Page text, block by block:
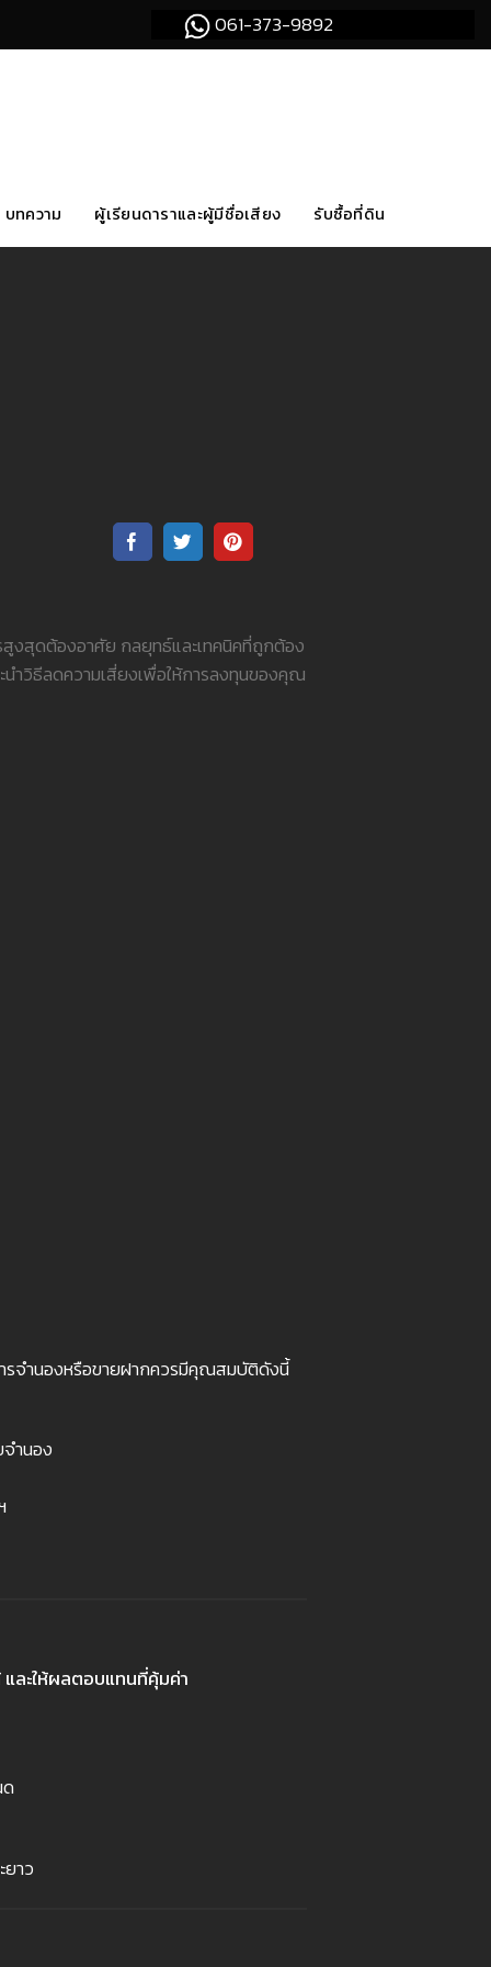
061-373-9892
บทความ ผู้เรียนดาราและผู้มีชื่อเสียง รับซื้อที่ดิน
สูงสุดต้องอาศัย กลยุทธ์และเทคนิคที่ถูกต้อง
ำวิธีลดความเสี่ยงเพื่อให้การลงทุนของคุณ
รจำนองหรือขายฝากควรมีคุณสมบัติดังนี้
ำนอง
ละให้ผลตอบแทนที่คุ้มค่า
าว